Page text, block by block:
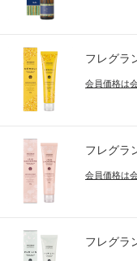
フレグラ
会員価格は
フレグラ
会員価格は
フレグラ